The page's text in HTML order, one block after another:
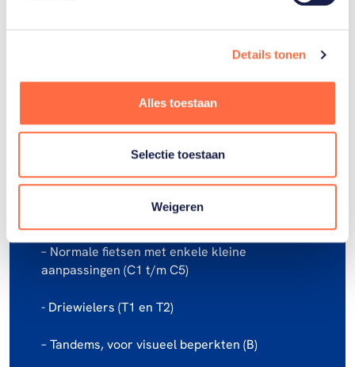
Details tonen
Alles toestaan
Selectie toestaan
Weigeren
Onderdelen
Het parawielrennen, of para cycling, kent
– Normale fietsen met enkele kleine
aanpassingen (C1 t/m C5)
- Driewielers (T1 en T2)
– Tandems, voor visueel beperkten (B)